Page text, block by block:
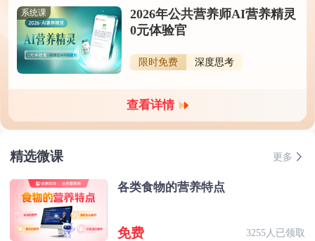
系统课
2026年公共营养师AI营养精灵
0元体验官
限时免费 深度思考
查看详情
精选微课 更多
各类食物的营养特点
免费 3255人已领取